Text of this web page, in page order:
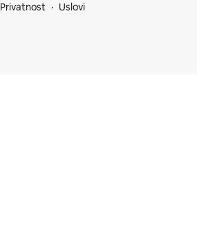
Privatnost
Uslovi